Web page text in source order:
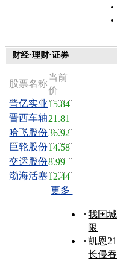
财经·理财·证券
股票名称
当前
价
晋亿实业15.84
晋西车轴21.81
哈飞股份36.92
巨轮股份14.58
交运股份8.99
渤海活塞12.44
更多
我国
限
凯恩
长侵